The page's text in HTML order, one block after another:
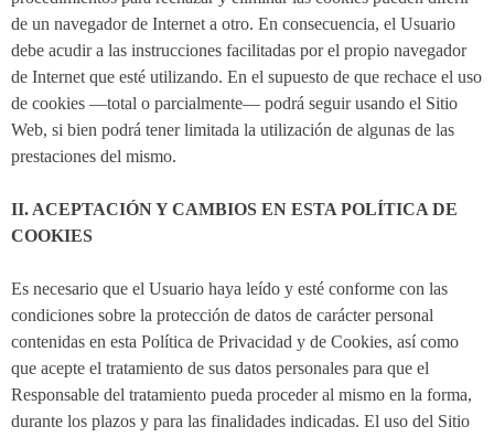
de un navegador de Internet a otro. En consecuencia, el Usuario
debe acudir a las instrucciones facilitadas por el propio navegador
de Internet que esté utilizando. En el supuesto de que rechace el uso
de cookies —total o parcialmente— podrá seguir usando el Sitio
Web, si bien podrá tener limitada la utilización de algunas de las
prestaciones del mismo.
II. ACEPTACIÓN Y CAMBIOS EN ESTA POLÍTICA DE
COOKIES
Es necesario que el Usuario haya leído y esté conforme con las
condiciones sobre la protección de datos de carácter personal
contenidas en esta Política de Privacidad y de Cookies, así como
que acepte el tratamiento de sus datos personales para que el
Responsable del tratamiento pueda proceder al mismo en la forma,
durante los plazos y para las finalidades indicadas. El uso del Sitio